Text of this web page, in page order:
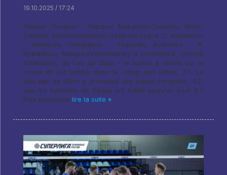
19.10.2025 / 17:24
Yenisei: Ossipov – Fetssov, Maksimov-Tsepkov, Stern–
Galimov, Ianoutov/Golubev Gazprom-Yugra: C. Kostadinov
– Nikiforov, Chevliakov – Tkatchev, Rodichev - A.
Kostadinov, Moiseev/Vishnevetsky a commencé, comme
d'habitude, de l'as de Slavi - le ballon a ralenti sur la
corde et est tombé dans le camp des hôtes, 2:1. Le
blocage de Stern a provoqué une pause complète, 4:2,
que les habitants de Surgut ont traîné jusqu'au bout 9:7.
Puis Alexandre lire la suite »